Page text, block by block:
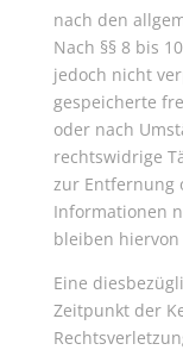
nach den
Nach §§ 8 bis
jedoch nicht
gespeicherte
oder nach
rechtswidrige
zur Entfernung
Informationen
bleiben
Eine
Zeitpunkt der